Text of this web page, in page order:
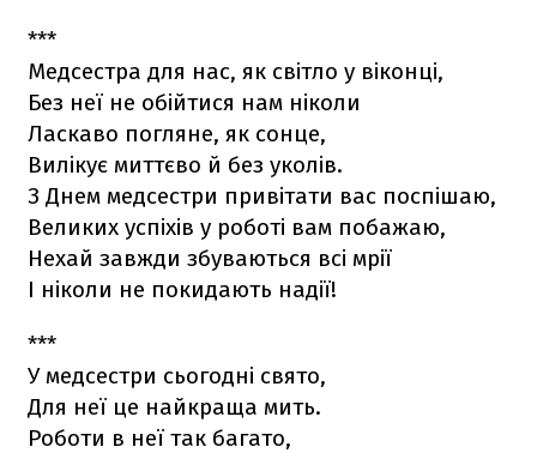
***
Медсестра для нас, як світло у віконці,
Без неї не обійтися нам ніколи
Ласкаво погляне, як сонце,
Вилікує миттєво й без уколів.
З Днем медсестри привітати вас поспішаю,
Великих успіхів у роботі вам побажаю,
Нехай завжди збуваються всі мрії
І ніколи не покидають надії!
***
У медсестри сьогодні свято,
Для неї це найкраща мить.
Роботи в неї так багато,